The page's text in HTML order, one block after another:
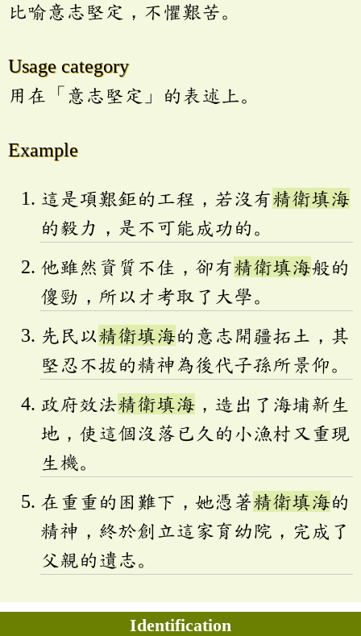
比喻意志堅定，不懼艱苦。
Usage category
用在「意志堅定」的表述上。
Example
這是項艱鉅的工程，若沒有精衛填海
的毅力，是不可能成功的。
他雖然資質不佳，卻有精衛填海般的
傻勁，所以才考取了大學。
先民以精衛填海的意志開疆拓土，其
堅忍不拔的精神為後代子孫所景仰。
政府效法精衛填海 ，造出了海埔新生
地，使這個沒落已久的小漁村又重現
生機。
在重重的困難下，她憑著精衛填海的
精神，終於創立這家育幼院，完成了
父親的遺志。
Identification